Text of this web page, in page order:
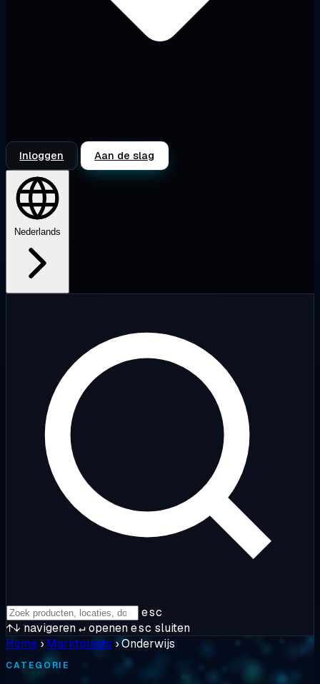
Inloggen Aan de slag
Nederlands
esc
↑↓ navigeren↵openenesc sluiten
Home › Marktplaats ›Onderwijs
CATEGORIE